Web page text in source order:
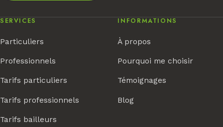
SERVICES
Particuliers
Professionnels
Tarifs particuliers
Tarifs professionnels
Tarifs bailleurs
INFORMATIONS
À propos
Pourquoi me choisir
Témoignages
Blog